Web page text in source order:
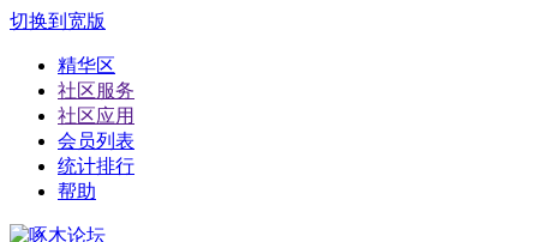
切换到宽版
精华区
社区服务
社区应用
会员列表
统计排行
帮助